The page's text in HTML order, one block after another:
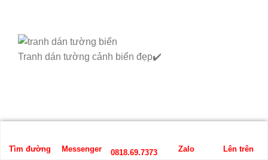
Tranh dán tường cảnh biển đẹp✔️
Tìm đường Messenger 0818.69.7373 Zalo Lên trên